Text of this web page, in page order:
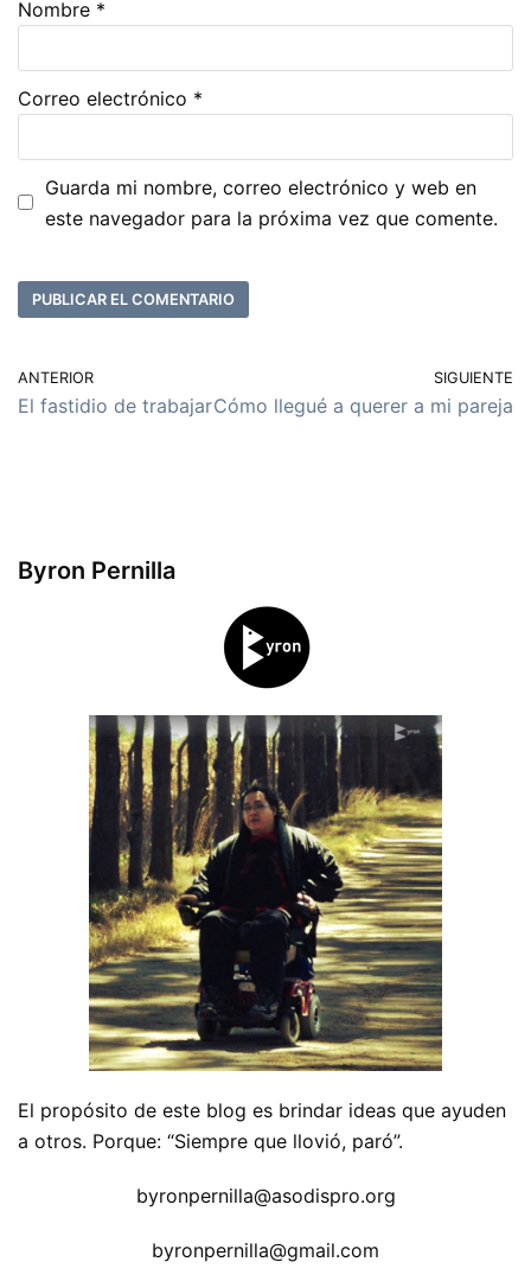
Nombre *
Correo electrónico *
Guarda mi nombre, correo electrónico y web en
este navegador para la próxima vez que comente.
ANTERIOR
El fastidio de trabajar
SIGUIENTE
Cómo llegué a querer a mi pareja
Byron Pernilla
El propósito de este blog es brindar ideas que ayuden
a otros. Porque: “Siempre que llovió, paró”.
byronpernilla@asodispro.org
byronpernilla@gmail.com